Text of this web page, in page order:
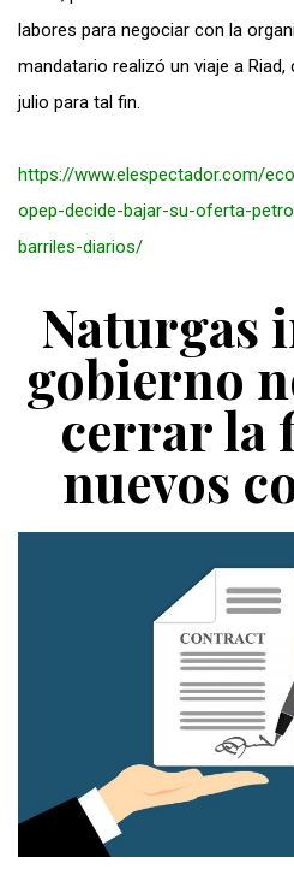
labores para negociar con la
mandatario realizó un viaje a
julio para tal fin.
https://www.elespectador.com/
opep-decide-bajar-su-oferta-
barriles-diarios/
Naturgas
gobierno
cerrar la
nuevos